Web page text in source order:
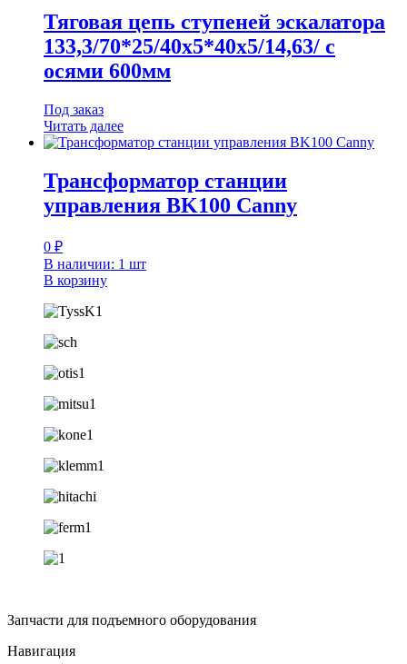
Тяговая цепь ступеней эскалатора
133,3/70*25/40х5*40х5/14,63/ с
осями 600мм
Под заказ
Читать далее
Трансформатор станции
управления BK100 Canny
0 ₽
В наличии: 1 шт
В корзину
Запчасти для подъемного оборудования
Навигация